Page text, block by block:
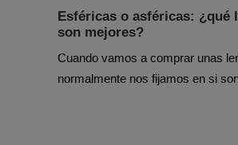
Esféricas o asféricas: ¿qué
son mejores?
Cuando vamos a comprar unas
normalmente nos fijamos en si